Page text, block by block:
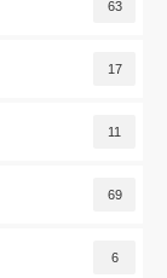
63
17
11
69
6